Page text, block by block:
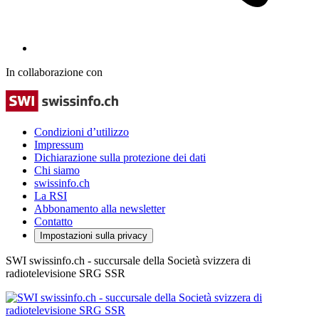
In collaborazione con
Condizioni d’utilizzo
Impressum
Dichiarazione sulla protezione dei dati
Chi siamo
swissinfo.ch
La RSI
Abbonamento alla newsletter
Contatto
Impostazioni sulla privacy
SWI swissinfo.ch - succursale della Società svizzera di
radiotelevisione SRG SSR